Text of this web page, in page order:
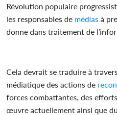
Révolution populaire
les responsables de médias à
donne dans traitement de
Cela devrait se traduire à
médiatique des actions de
forces combattantes, des
œuvre actuellement ainsi que